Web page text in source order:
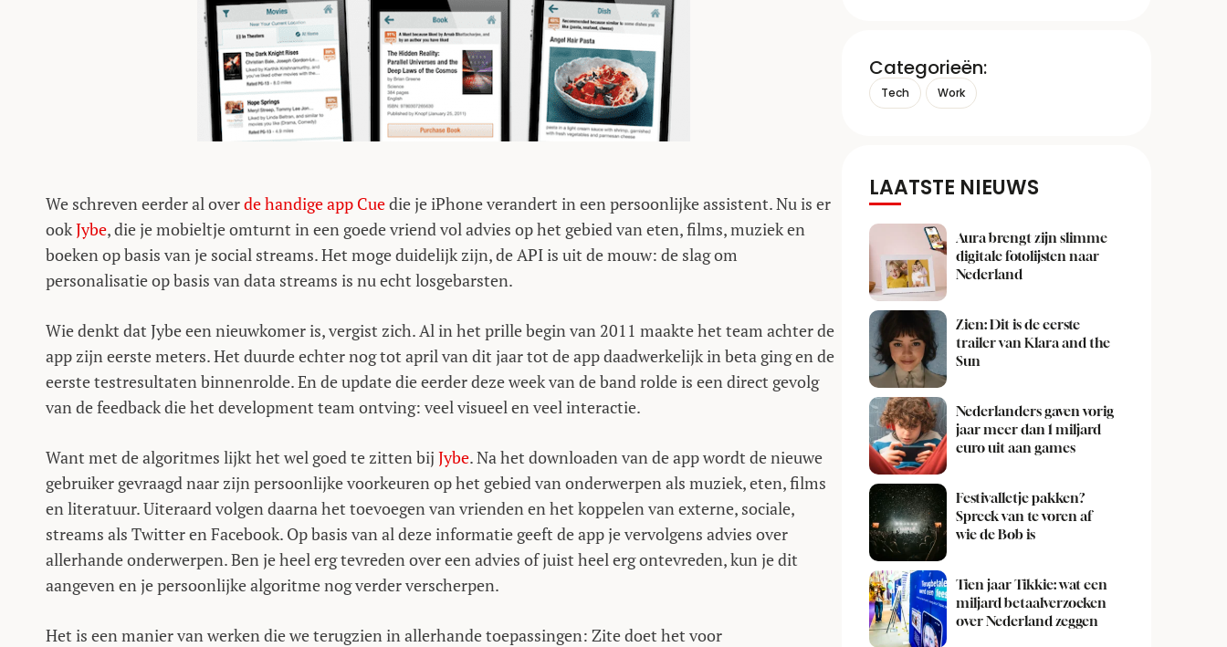
We schreven eerder al overde handige app Cuedie je iPhone verandert in een persoonlijke assistent. Nu is er
ookJybe, die je mobieltje omturnt in een goede vriend vol advies op het gebied van eten, films, muziek en
boeken op basis van je social streams. Het moge duidelijk zijn, de API is uit de mouw: de slag om
personalisatie op basis van data streams is nu echt losgebarsten.
Wie denkt dat Jybe een nieuwkomer is, vergist zich. Al in het prille begin van 2011 maakte het team achter de
app zijn eerste meters. Het duurde echter nog tot april van dit jaar tot de app daadwerkelijk in beta ging en de
eerste testresultaten binnenrolde. En de update die eerder deze week van de band rolde is een direct gevolg
van de feedback die het development team ontving: veel visueel en veel interactie.
Want met de algoritmes lijkt het wel goed te zitten bij Jybe. Na het downloaden van de app wordt de nieuwe
gebruiker gevraagd naar zijn persoonlijke voorkeuren op het gebied van onderwerpen als muziek, eten, films
en literatuur. Uiteraard volgen daarna het toevoegen van vrienden en het koppelen van externe, sociale,
streams als Twitter en Facebook. Op basis van al deze informatie geeft de app je vervolgens advies over
allerhande onderwerpen. Ben je heel erg tevreden over een advies of juist heel erg ontevreden, kun je dit
aangeven en je persoonlijke algoritme nog verder verscherpen.
Het is een manier van werken die we terugzien in allerhande toepassingen: Zite doet het voor
Categorieën:
Tech Work
LAATSTE NIEUWS
Aura brengt zijn slimme
digitale fotolijsten naar
Nederland
Zien: Dit is de eerste
trailer van Klara and the
Sun
Nederlanders gaven vorig
jaar meer dan 1 miljard
euro uit aan games
Festivalletje pakken?
Spreek van te voren af
wie de Bob is
Tien jaar Tikkie: wat een
miljard betaalverzoeken
over Nederland zeggen